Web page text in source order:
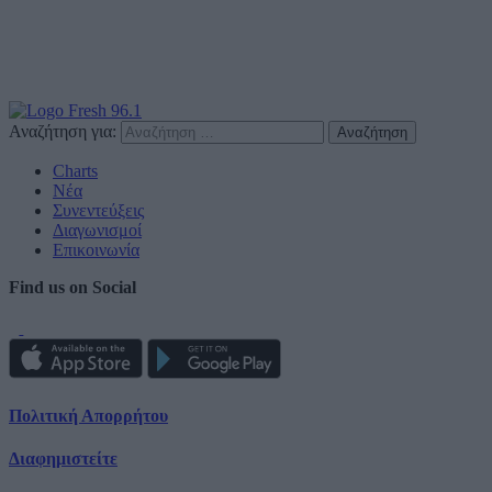
Αναζήτηση για:
Charts
Νέα
Συνεντεύξεις
Διαγωνισμοί
Επικοινωνία
Find us on Social
Πολιτική Απορρήτου
Διαφημιστείτε